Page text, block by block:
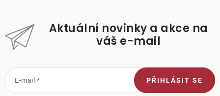
Aktuální novinky a akce na
váš e-mail
E-mail PŘIHLÁSIT SE